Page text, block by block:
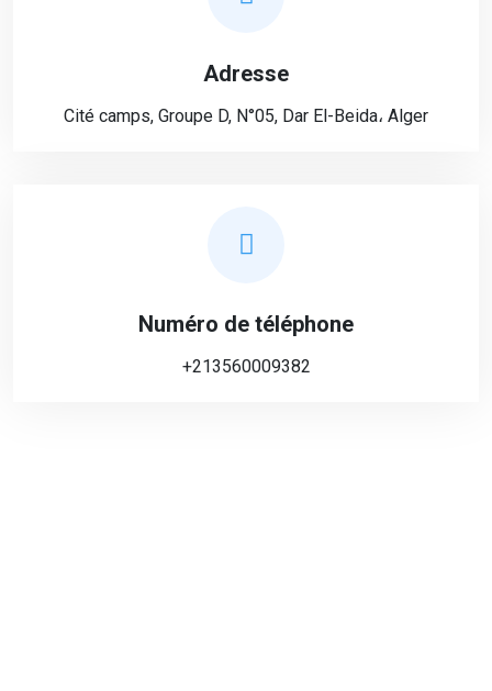
Adresse
Cité camps, Groupe D, N°05, Dar El-Beida، Alger
Numéro de téléphone
+213560009382